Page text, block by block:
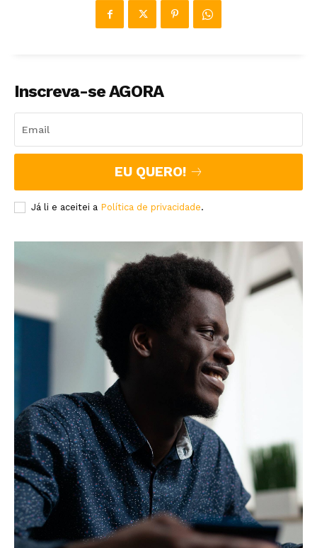
Inscreva-se AGORA
EU QUERO!
Já li e aceitei a Política de privacidade.